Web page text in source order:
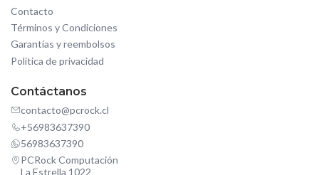
Contacto
Términos y Condiciones
Garantías y reembolsos
Política de privacidad
Contáctanos
contacto@pcrock.cl
+56983637390
56983637390
PCRock Computación
La Estrella 1022